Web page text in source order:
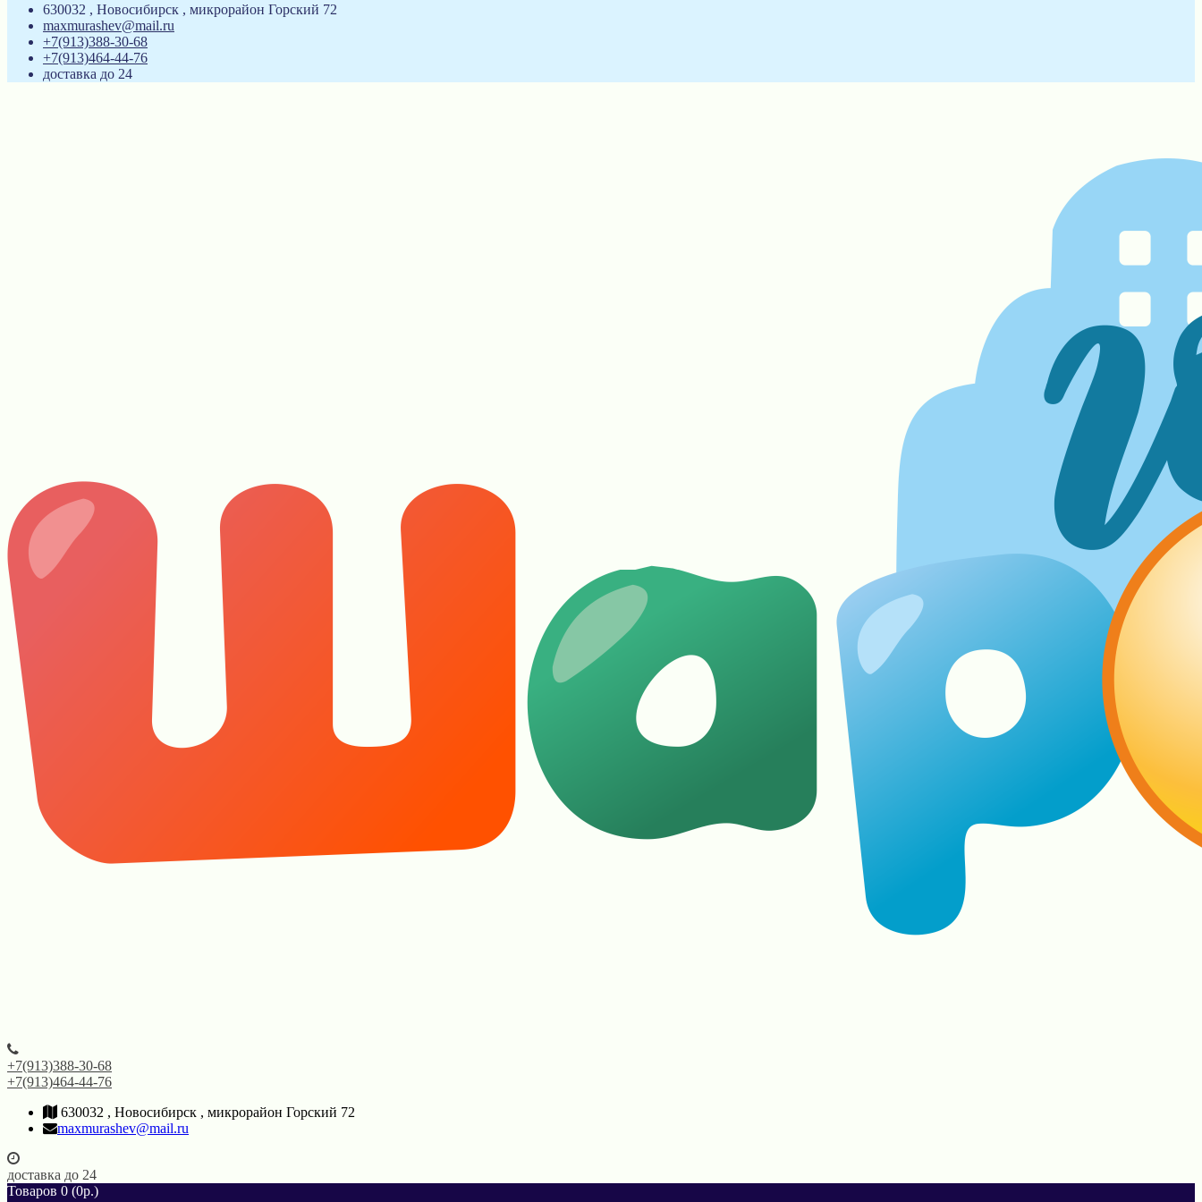
630032 , Новосибирск , микрорайон Горский 72
maxmurashev@mail.ru
+7(913)388-30-68
+7(913)464-44-76
доставка до 24
+7(913)388-30-68
+7(913)464-44-76
630032 , Новосибирск , микрорайон Горский 72
maxmurashev@mail.ru
доставка до 24
Товаров 0 (0р.)